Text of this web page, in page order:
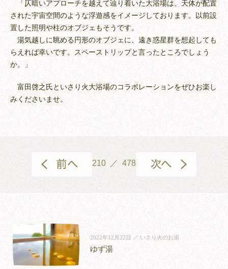
「仄暗いアプローチを越えて辿り着いた大浴場は、天体が配置
された宇宙空間のような浮遊感をイメージしております。以前設
置した照明や柱のオブジェもそうです。
湯気越しに眺める円形のオブジェに、遠き惑星群を想起しても
らえれば幸いです。スペーストリップと言ったところでしょう
か。」
富田啓之氏といさり火大浴場のコラボレーションをぜひお楽し
みくださいませ。
210 ／ 478
ゆず湯
2022年12月22日 ／ いさり火のお湯